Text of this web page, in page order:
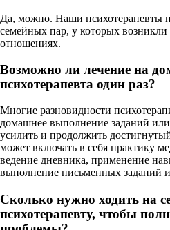
Да, можно. Наши психотерапевты
семейных пар, у которых
отношениях.
Возможно ли лечение на
психотерапевта один раз?
Многие разновидности
домашнее выполнение заданий
усилить и продолжить
может включать в себя практику
ведение дневника, применение
выполнение письменных заданий
Сколько нужно ходить на
психотерапевту, чтобы